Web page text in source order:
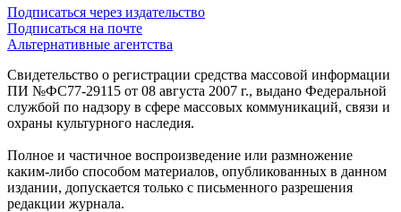
Подписаться через издательство
Подписаться на почте
Альтернативные агентства
Свидетельство о регистрации средства массовой информации
ПИ №ФС77-29115 от 08 августа 2007 г., выдано Федеральной
службой по надзору в сфере массовых коммуникаций, связи и
охраны культурного наследия.
Полное и частичное воспроизведение или размножение
каким-либо способом материалов, опубликованных в данном
издании, допускается только с письменного разрешения
редакции журнала.